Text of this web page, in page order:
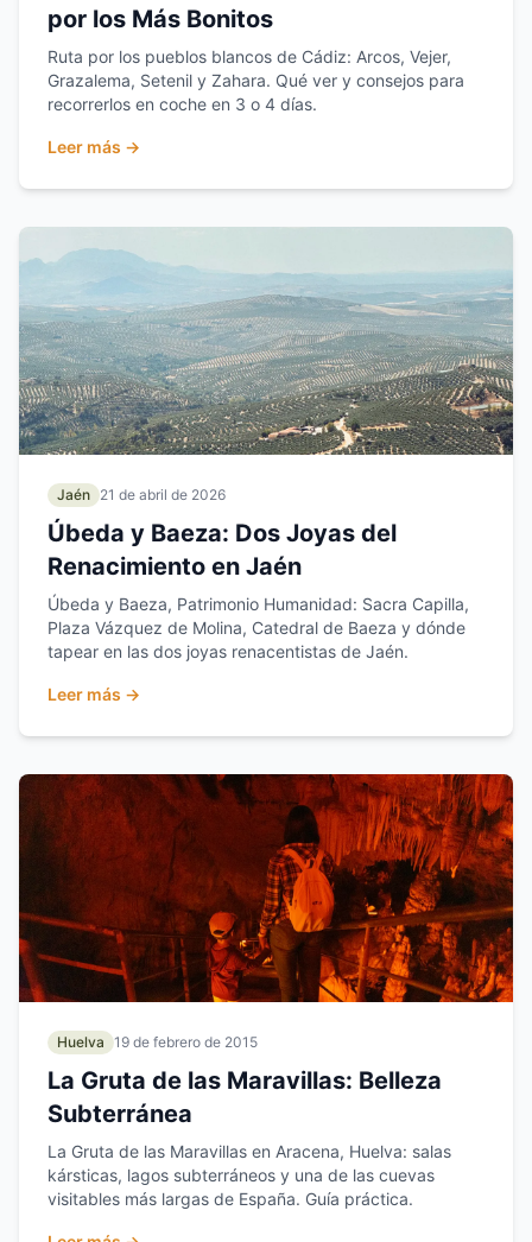
por los Más Bonitos
Ruta por los pueblos blancos de Cádiz: Arcos, Vejer,
Grazalema, Setenil y Zahara. Qué ver y consejos para
recorrerlos en coche en 3 o 4 días.
Leer más →
Jaén 21 de abril de 2026
Úbeda y Baeza: Dos Joyas del
Renacimiento en Jaén
Úbeda y Baeza, Patrimonio Humanidad: Sacra Capilla,
Plaza Vázquez de Molina, Catedral de Baeza y dónde
tapear en las dos joyas renacentistas de Jaén.
Leer más →
Huelva 19 de febrero de 2015
La Gruta de las Maravillas: Belleza
Subterránea
La Gruta de las Maravillas en Aracena, Huelva: salas
kársticas, lagos subterráneos y una de las cuevas
visitables más largas de España. Guía práctica.